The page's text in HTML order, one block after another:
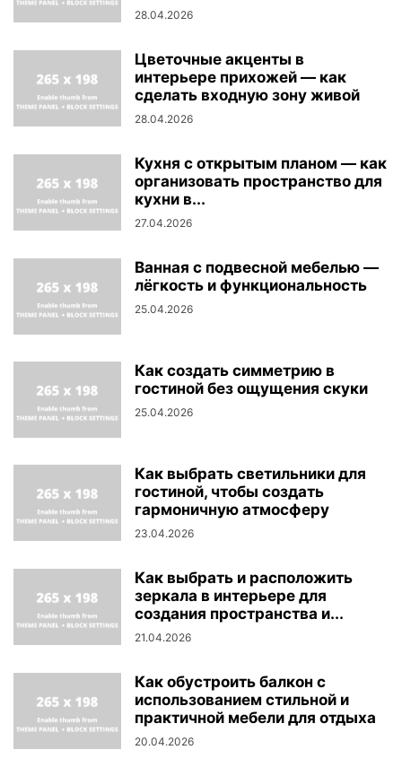
28.04.2026
Цветочные акценты в
интерьере прихожей — как
сделать входную зону живой
28.04.2026
Кухня с открытым планом — как
организовать пространство для
кухни в...
27.04.2026
Ванная с подвесной мебелью —
лёгкость и функциональность
25.04.2026
Как создать симметрию в
гостиной без ощущения скуки
25.04.2026
Как выбрать светильники для
гостиной, чтобы создать
гармоничную атмосферу
23.04.2026
Как выбрать и расположить
зеркала в интерьере для
создания пространства и...
21.04.2026
Как обустроить балкон с
использованием стильной и
практичной мебели для отдыха
20.04.2026